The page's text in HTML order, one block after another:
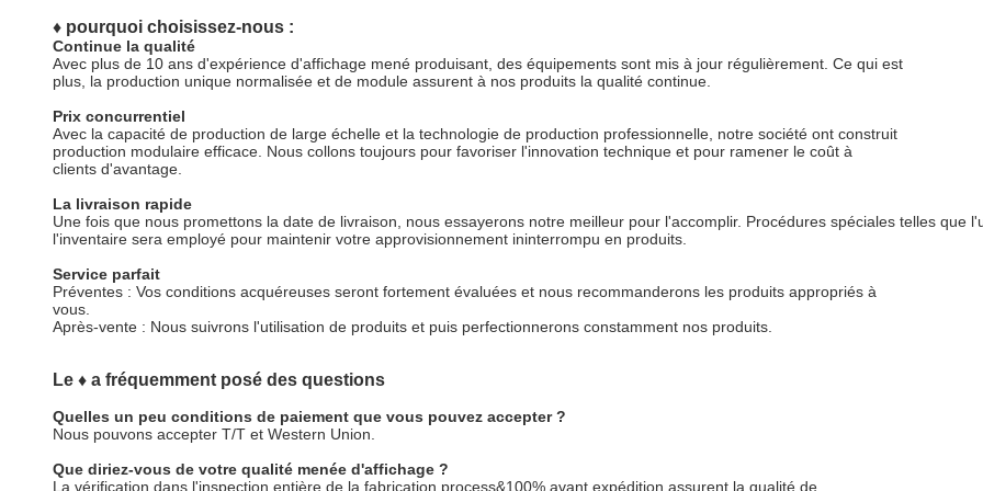
♦ pourquoi choisissez-nous :
Continue la qualité
Avec plus de 10 ans d'expérience d'affichage mené produisant, des équipements sont mis à jour régulièrement. Ce qui est
plus, la production unique normalisée et de module assurent à nos produits la qualité continue.
Prix concurrentiel
Avec la capacité de production de large échelle et la technologie de production professionnelle, notre société ont construit
production modulaire efficace. Nous collons toujours pour favoriser l'innovation technique et pour ramener le coût à
clients d'avantage.
La livraison rapide
Une fois que nous promettons la date de livraison, nous essayerons notre meilleur pour l'accomplir. Procédures spéciales telles que
l'inventaire sera employé pour maintenir votre approvisionnement ininterrompu en produits.
Service parfait
Préventes : Vos conditions acquéreuses seront fortement évaluées et nous recommanderons les produits appropriés à
vous.
Après-vente : Nous suivrons l'utilisation de produits et puis perfectionnerons constamment nos produits.
Le ♦ a fréquemment posé des questions
Quelles un peu conditions de paiement que vous pouvez accepter ?
Nous pouvons accepter T/T et Western Union.
Que diriez-vous de votre qualité menée d'affichage ?
La vérification dans l'inspection entière de la fabrication process&100% avant expédition assurent la qualité de